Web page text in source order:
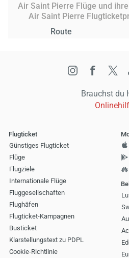
Air Saint Pierre Flüge und
Air Saint Pierre
Route
Brauchst du
Flugticket
Günstiges Flugticket
Flüge
Flugziele
Internationale Flüge
Fluggesellschaften
Flughäfen
Flugticket-Kampagnen
Busticket
Klarstellungstext zu PDPL
Cookie-Richtlinie